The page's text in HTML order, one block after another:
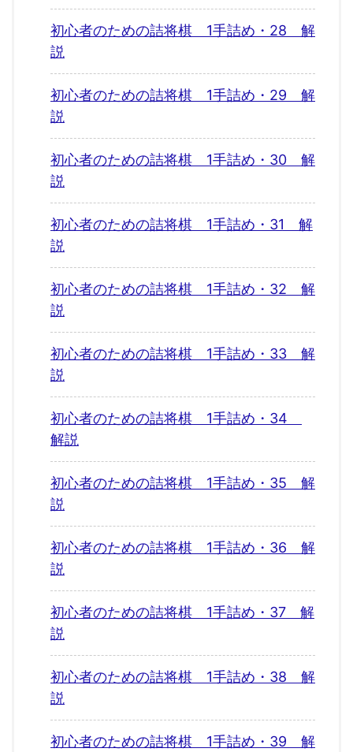
初心者のための詰将棋 1手詰め・28 解
説
初心者のための詰将棋 1手詰め・29 解
説
初心者のための詰将棋 1手詰め・30 解
説
初心者のための詰将棋 1手詰め・31 解
説
初心者のための詰将棋 1手詰め・32 解
説
初心者のための詰将棋 1手詰め・33 解
説
初心者のための詰将棋 1手詰め・34
解説
初心者のための詰将棋 1手詰め・35 解
説
初心者のための詰将棋 1手詰め・36 解
説
初心者のための詰将棋 1手詰め・37 解
説
初心者のための詰将棋 1手詰め・38 解
説
初心者のための詰将棋 1手詰め・39 解